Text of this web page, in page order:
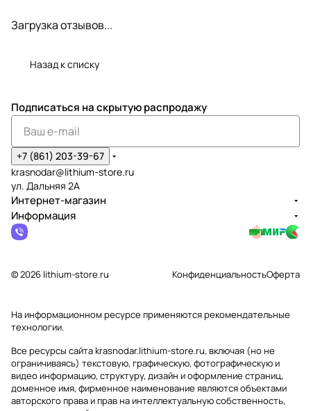
Загрузка отзывов...
Назад к списку
Подписаться на скрытую распродажу
+7 (861) 203-39-67
krasnodar@lithium-store.ru
ул. Дальняя 2А
Интернет-магазин
Информация
© 2026 lithium-store.ru КонфиденциальностьОферта
На информационном ресурсе применяютсярекомендательные
технологии.
Все ресурсы сайта krasnodar.lithium-store.ru, включая (но не
ограничиваясь) текстовую, графическую, фотографическую и
видео информацию, структуру, дизайн и оформление страниц,
доменное имя, фирменное наименование являются объектами
авторского права и прав на интеллектуальную собственность,